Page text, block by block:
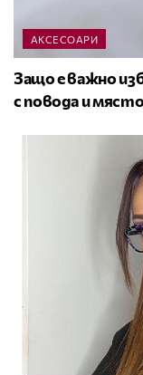
АКСЕСОАРИ
Защо е важно
с повода и